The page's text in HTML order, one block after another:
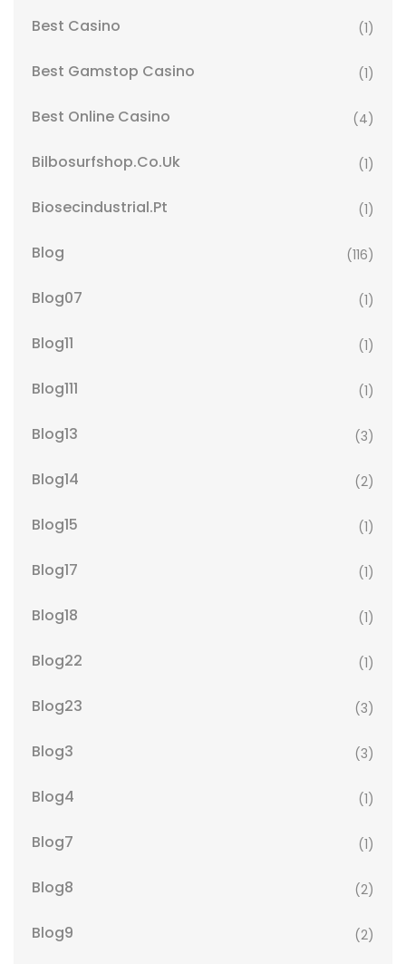
Best Casino (1)
Best Gamstop Casino (1)
Best Online Casino (4)
Bilbosurfshop.co.uk (1)
Biosecindustrial.pt (1)
Blog (116)
Blog07 (1)
Blog11 (1)
Blog111 (1)
Blog13 (3)
Blog14 (2)
Blog15 (1)
Blog17 (1)
Blog18 (1)
Blog22 (1)
Blog23 (3)
Blog3 (3)
Blog4 (1)
Blog7 (1)
Blog8 (2)
Blog9 (2)